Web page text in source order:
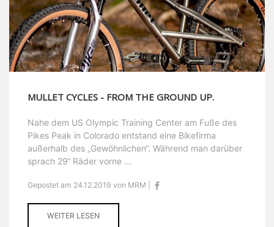
MULLET CYCLES - FROM THE GROUND UP.
Nahe dem US Olympic Training Center am Fuße des
Pikes Peak in Colorado entstand eine Bikefirma
außerhalb des „Gewöhnlichen“. Während man darüber
sprach 29“ Räder vorne ...
Gepostet am 24.12.2019 von MRM |
WEITER LESEN